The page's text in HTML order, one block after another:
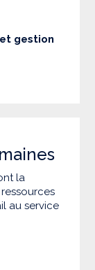
gestion
la
au service